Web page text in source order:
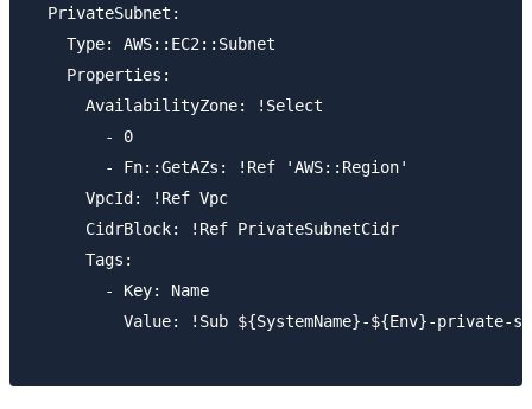
  PrivateSubnet:
    Type: AWS::EC2::Subnet
    Properties:
      AvailabilityZone: !Select
        - 0
        - Fn::GetAZs: !Ref 'AWS::Region'
      VpcId: !Ref Vpc
      CidrBlock: !Ref PrivateSubnetCidr
      Tags:
        - Key: Name
Value: !Sub ${SystemName}-${Env}-private-